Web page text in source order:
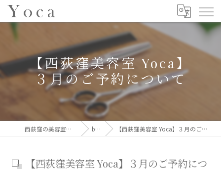
【西荻窪美容室 Yoca】
３月のご予約について
西荻窪の美容室ならYoca blog 【西荻窪美容室 Yoca】３月のご予約について
【西荻窪美容室 Yoca】３月のご予約につ